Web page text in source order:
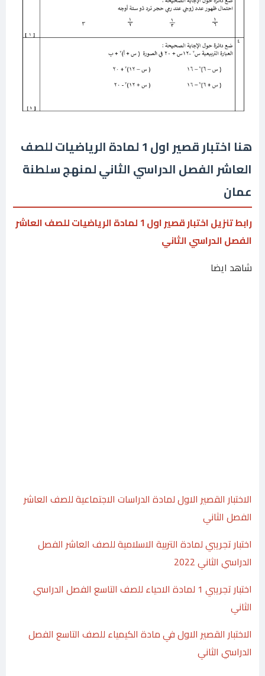
هنا اختبار قصير اول 1 لمادة الرياضيات للصف
العاشر الفصل الدراسي الثاني لمنهج سلطنة
عمان
رابط تنزيل اختبار قصير اول 1 لمادة الرياضيات للصف العاشر
الفصل الدراسي الثاني
شاهد ايضا
الاختبار القصير الاول لمادة الدراسات الاجتماعية للصف العاشر
الفصل الثاني
اختبار تجريبي لمادة التربية الاسلامية للصف العاشر الفصل
الدراسي الثاني 2022
اختبار تجريبي 1 لمادة الاحياء للصف التاسع الفصل الدراسي
الثاني
الاختبار القصير الاول في مادة الكيمياء للصف التاسع الفصل
الدراسي الثاني